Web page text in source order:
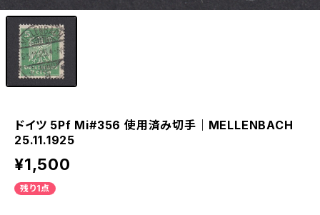
ドイツ 5Pf Mi#356 使用済み切手｜MELLENBACH
25.11.1925
¥1,500
残り1点